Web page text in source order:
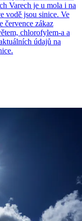
Varech je u mola i na
vodě jsou sinice. Ve
července zákaz
chlorofylem-a a
údajů na